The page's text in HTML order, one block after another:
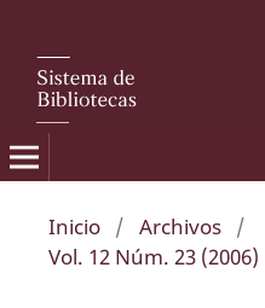
Inicio / Archivos /
Vol. 12 Núm. 23 (2006)